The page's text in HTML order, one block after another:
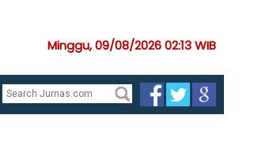
Minggu, 09/08/2026 02:13 WIB